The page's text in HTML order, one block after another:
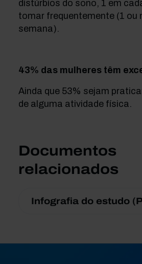
distúrbios do sono, 1 em
tomar frequentemente (1 ou
semana).
43% das mulheres têm
Ainda que 53% sejam
de alguma atividade física.
Documentos
relacionados
Infografia do estudo